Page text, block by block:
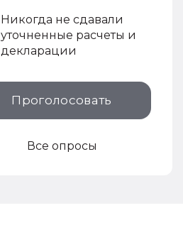
Никогда не сдавали
уточненные расчеты и
декларации
Проголосовать
Все опросы